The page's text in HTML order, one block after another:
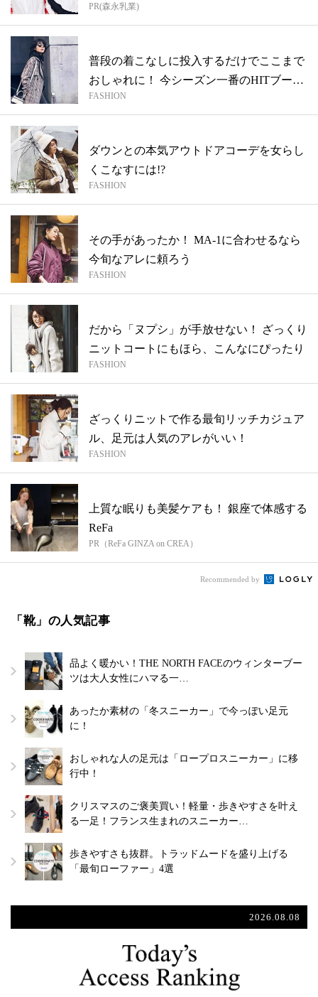
PR(森永乳業)
普段の着こなしに投入するだけでここまで
おしゃれに！ 今シーズン一番のHITブー
ツ...
FASHION
ダウンとの本気アウトドアコーデを女らし
くこなすには!?
FASHION
その手があったか！ MA-1に合わせるなら
今旬なアレに頼ろう
FASHION
だから「ヌプシ」が手放せない！ ざっくり
ニットコートにもほら、こんなにぴったり
FASHION
ざっくりニットで作る最旬リッチカジュア
ル、足元は人気のアレがいい！
FASHION
上質な眠りも美髪ケアも！ 銀座で体感する
ReFa
PR（ReFa GINZA on CREA）
Recommended by
「靴」の人気記事
品よく暖かい！THE NORTH FACEのウィンターブー
ツは大人女性にハマる一…
あったか素材の「冬スニーカー」で今っぽい足元
に！
おしゃれな人の足元は「ロープロスニーカー」に移
行中！
クリスマスのご褒美買い！軽量・歩きやすさを叶え
る一足！フランス生まれのスニーカー…
歩きやすさも抜群。トラッドムードを盛り上げる
「最旬ローファー」4選
2026.08.08